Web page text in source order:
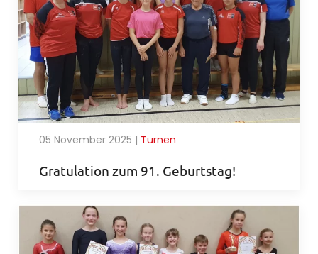
05 November 2025 | Turnen
Gratulation zum 91. Geburtstag!